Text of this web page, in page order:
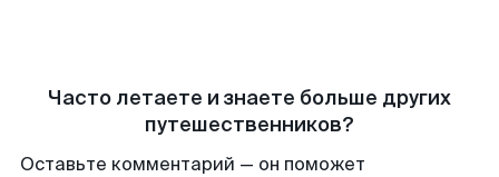
Часто летаете и знаете больше других
путешественников?
Оставьте комментарий — он поможет